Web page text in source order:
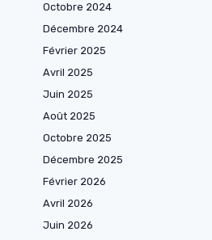
Octobre 2024
Décembre 2024
Février 2025
Avril 2025
Juin 2025
Août 2025
Octobre 2025
Décembre 2025
Février 2026
Avril 2026
Juin 2026